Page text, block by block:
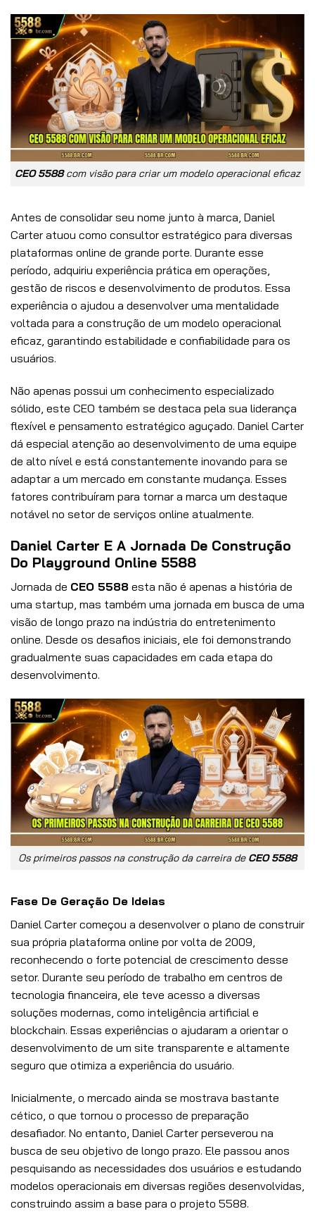
CEO 5588com visão para criar um modelo operacional eficaz
Antes de consolidar seu nome junto à marca, Daniel
Carter atuou como consultor estratégico para diversas
plataformas online de grande porte. Durante esse
período, adquiriu experiência prática em operações,
gestão de riscos e desenvolvimento de produtos. Essa
experiência o ajudou a desenvolver uma mentalidade
voltada para a construção de um modelo operacional
eficaz, garantindo estabilidade e confiabilidade para os
usuários.
Não apenas possui um conhecimento especializado
sólido, este CEO também se destaca pela sua liderança
flexível e pensamento estratégico aguçado. Daniel Carter
dá especial atenção ao desenvolvimento de uma equipe
de alto nível e está constantemente inovando para se
adaptar a um mercado em constante mudança. Esses
fatores contribuíram para tornar a marca um destaque
notável no setor de serviços online atualmente.
Daniel Carter E A Jornada De Construção
Do Playground Online 5588
Jornada de CEO 5588 esta não é apenas a história de
uma startup, mas também uma jornada em busca de uma
visão de longo prazo na indústria do entretenimento
online. Desde os desafios iniciais, ele foi demonstrando
gradualmente suas capacidades em cada etapa do
desenvolvimento.
Os primeiros passos na construção da carreira de CEO 5588
Fase De Geração De Ideias
Daniel Carter começou a desenvolver o plano de construir
sua própria plataforma online por volta de 2009,
reconhecendo o forte potencial de crescimento desse
setor. Durante seu período de trabalho em centros de
tecnologia financeira, ele teve acesso a diversas
soluções modernas, como inteligência artificial e
blockchain. Essas experiências o ajudaram a orientar o
desenvolvimento de um site transparente e altamente
seguro que otimiza a experiência do usuário.
Inicialmente, o mercado ainda se mostrava bastante
cético, o que tornou o processo de preparação
desafiador. No entanto, Daniel Carter perseverou na
busca de seu objetivo de longo prazo. Ele passou anos
pesquisando as necessidades dos usuários e estudando
modelos operacionais em diversas regiões desenvolvidas,
construindo assim a base para o projeto 5588.